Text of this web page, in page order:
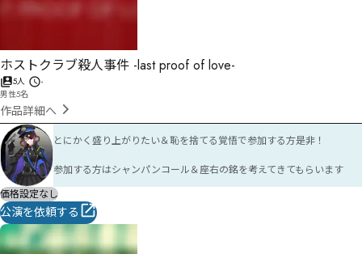
ホストクラブ殺人事件 -last proof of love-
5人
男性5名
-
作品詳細へ
とにかく盛り上がりたい＆恥を捨てる覚悟で参加する方是非！
参加する方はシャンパンコール＆座右の銘を考えてきてもらいます
価格設定なし
公演を依頼する